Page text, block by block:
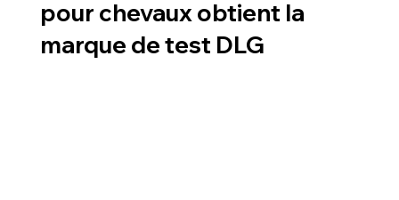
pour chevaux obtient la
marque de test DLG